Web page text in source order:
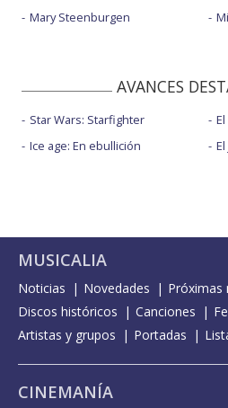
Mary Steenburgen
AVANCES
Star Wars: Starfighter
Ice age: En ebullición
MUSICALIA
Noticias Novedades
Próximas
Discos históricos
Canciones
Artistas y grupos
Portadas
CINEMANÍA